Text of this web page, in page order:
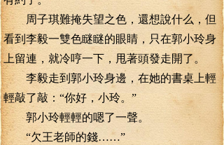
周子琪難掩失望之色，還想說什么，但
看到李毅一雙色瞇瞇的眼睛，只在郭小玲身
上留連，就冷哼一下，甩著頭發走開了。
李毅走到郭小玲身邊，在她的書桌上輕
輕敲了敲：“你好，小玲。”
郭小玲輕輕的嗯了一聲。
“欠王老師的錢……”